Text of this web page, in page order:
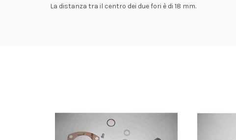
La distanza tra il centro dei due fori è di 18 mm.